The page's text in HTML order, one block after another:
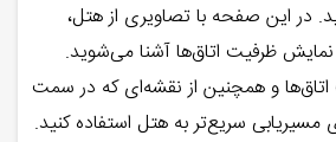
در این صفحه با تصاویری از هتل،
ظرفیت اتاق‌ها آشنا می‌شوید.
اتاق‌ها و همچنین از نقشه‌ای که در سمت
سریع‌تر به هتل استفاده کنید.